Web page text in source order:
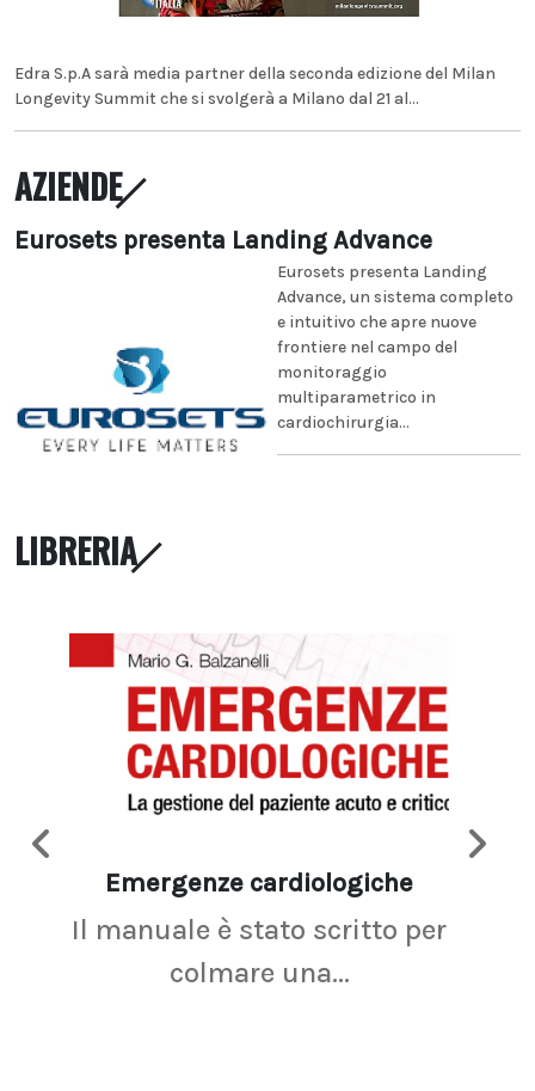
Edra S.p.A sarà media partner della seconda edizione del Milan
Longevity Summit che si svolgerà a Milano dal 21 al...
AZIENDE
Eurosets presenta Landing Advance
Eurosets presenta Landing
Advance, un sistema completo
e intuitivo che apre nuove
frontiere nel campo del
monitoraggio
multiparametrico in
cardiochirurgia...
LIBRERIA
Emergenze cardiologiche
Il manuale è stato scritto per
colmare una...